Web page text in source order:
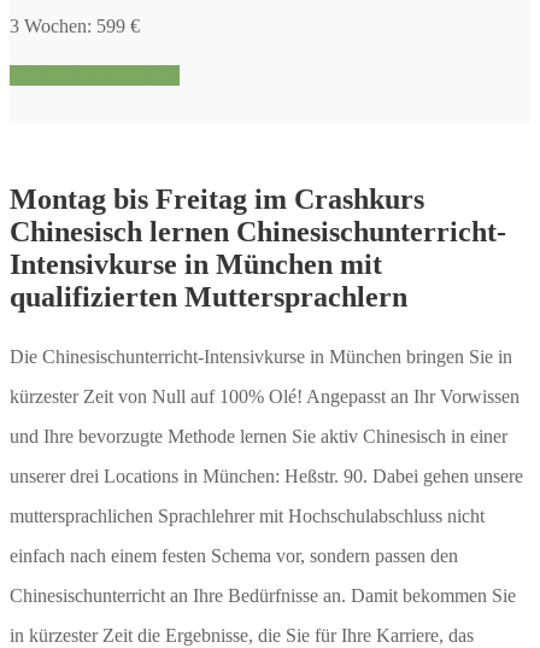
3 Wochen: 599 €
Montag bis Freitag im Crashkurs
Chinesisch lernen Chinesischunterricht-
Intensivkurse in München mit
qualifizierten Muttersprachlern
Die Chinesischunterricht-Intensivkurse in München bringen Sie in
kürzester Zeit von Null auf 100% Olé! Angepasst an Ihr Vorwissen
und Ihre bevorzugte Methode lernen Sie aktiv Chinesisch in einer
unserer drei Locations in München: Heßstr. 90. Dabei gehen unsere
muttersprachlichen Sprachlehrer mit Hochschulabschluss nicht
einfach nach einem festen Schema vor, sondern passen den
Chinesischunterricht an Ihre Bedürfnisse an. Damit bekommen Sie
in kürzester Zeit die Ergebnisse, die Sie für Ihre Karriere, das